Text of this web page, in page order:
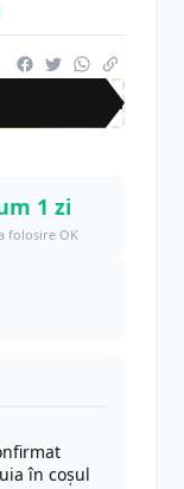
Cup
1 zi
folosire OK
în coșul